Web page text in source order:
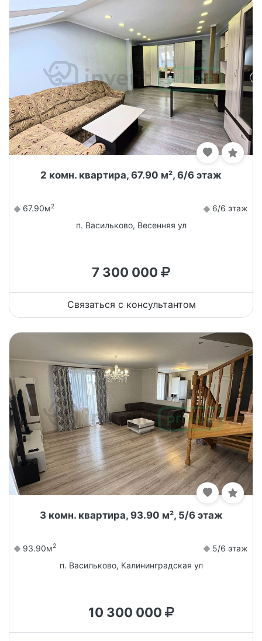
2 комн. квартира, 67.90 м², 6/6 этаж
67.90м2
6/6 этаж
п. Васильково, Весенняя ул
7 300 000
Связаться с консультантом
3 комн. квартира, 93.90 м², 5/6 этаж
93.90м2
5/6 этаж
п. Васильково, Калининградская ул
10 300 000